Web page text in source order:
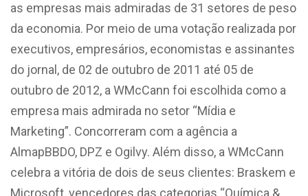
as empresas mais admiradas de 31 setores de peso
da economia. Por meio de uma votação realizada por
executivos, empresários, economistas e assinantes
do jornal, de 02 de outubro de 2011 até 05 de
outubro de 2012, a WMcCann foi escolhida como a
empresa mais admirada no setor “Mídia e
Marketing”. Concorreram com a agência a
AlmapBBDO, DPZ e Ogilvy. Além disso, a WMcCann
celebra a vitória de dois de seus clientes: Braskem e
Microsoft, vencedores das categorias “Química &